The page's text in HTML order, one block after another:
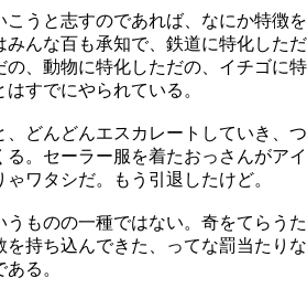
うと志すのであれば、なにか特徴を
みんな百も承知で、鉄道に特化しただ
の、動物に特化しただの、イチゴに特
すでにやられている。
、どんどんエスカレートしていき、つ
。セーラー服を着たおっさんがアイ
ワタシだ。もう引退したけど。
ものの一種ではない。奇をてらうた
持ち込んできた、ってな罰当たりな
る。